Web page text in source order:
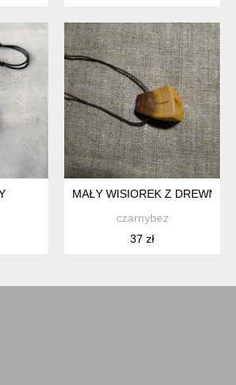
MAŁY WISIOREK Z DREWNA
czarnybez
37 zł